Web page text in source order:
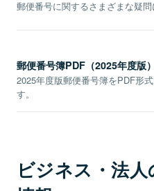
郵便番号に関するさまざまな疑問
郵便番号簿PDF（2025年度版）
2025年度版郵便番号簿をPDF形
す。
ビジネス・法